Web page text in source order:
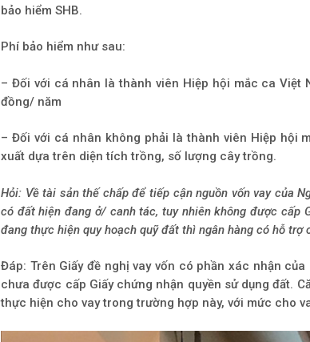
bảo hiểm SHB.
Phí bảo hiểm như sau:
– Đối với cá nhân là thành viên Hiệp hội mắc ca Việt
đồng/ năm
– Đối với cá nhân không phải là thành viên Hiệp hội
xuất dựa trên diện tích trồng, số lượng cây trồng.
Hỏi: Về tài sản thế chấp để tiếp cận nguồn vốn vay của
có đất hiện đang ở/ canh tác, tuy nhiên không được cấp
đang thực hiện quy hoạch quỹ đất thì ngân hàng có hỗ trợ
Đáp: Trên Giấy đề nghị vay vốn có phần xác nhận
chưa được cấp Giấy chứng nhận quyền sử dụng đất.
thực hiện cho vay trong trường hợp này, với mức cho